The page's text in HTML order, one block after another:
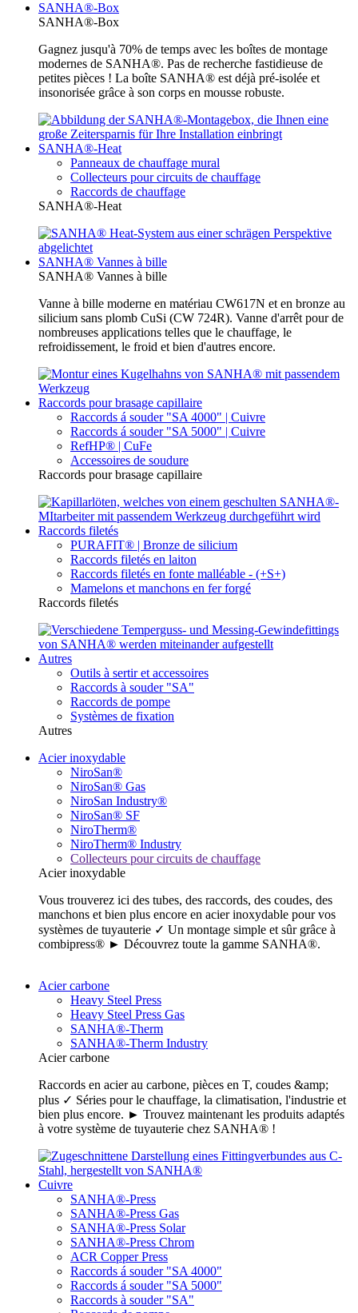
SANHA®-Box
SANHA®-Box
Gagnez jusqu'à 70% de temps avec les boîtes de montage
modernes de SANHA®. Pas de recherche fastidieuse de
petites pièces ! La boîte SANHA® est déjà pré-isolée et
insonorisée grâce à son corps en mousse robuste.
SANHA®-Heat
Panneaux de chauffage mural
Collecteurs pour circuits de chauffage
Raccords de chauffage
SANHA®-Heat
SANHA® Vannes à bille
SANHA® Vannes à bille
Vanne à bille moderne en matériau CW617N et en bronze au
silicium sans plomb CuSi (CW 724R). Vanne d'arrêt pour de
nombreuses applications telles que le chauffage, le
refroidissement, le froid et bien d'autres encore.
Raccords pour brasage capillaire
Raccords á souder "SA 4000" | Cuivre
Raccords á souder "SA 5000" | Cuivre
RefHP® | CuFe
Accessoires de soudure
Raccords pour brasage capillaire
Raccords filetés
PURAFIT® | Bronze de silicium
Raccords filetés en laiton
Raccords filetés en fonte malléable - (+S+)
Mamelons et manchons en fer forgé
Raccords filetés
Autres
Outils à sertir et accessoires
Raccords à souder "SA"
Raccords de pompe
Systèmes de fixation
Autres
Acier inoxydable
NiroSan®
NiroSan® Gas
NiroSan Industry®
NiroSan® SF
NiroTherm®
NiroTherm® Industry
Collecteurs pour circuits de chauffage
Acier inoxydable
Vous trouverez ici des tubes, des raccords, des coudes, des
manchons et bien plus encore en acier inoxydable pour vos
systèmes de tuyauterie ✓ Un montage simple et sûr grâce à
combipress® ► Découvrez toute la gamme SANHA®.
Acier carbone
Heavy Steel Press
Heavy Steel Press Gas
SANHA®-Therm
SANHA®-Therm Industry
Acier carbone
Raccords en acier au carbone, pièces en T, coudes &amp;
plus ✓ Séries pour le chauffage, la climatisation, l'industrie et
bien plus encore. ► Trouvez maintenant les produits adaptés
à votre système de tuyauterie chez SANHA® !
Cuivre
SANHA®-Press
SANHA®-Press Gas
SANHA®-Press Solar
SANHA®-Press Chrom
ACR Copper Press
Raccords á souder "SA 4000"
Raccords á souder "SA 5000"
Raccords à souder "SA"